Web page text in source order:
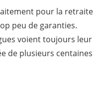
pour la retraite
peu de garanties.
voient toujours leur
de plusieurs centaines